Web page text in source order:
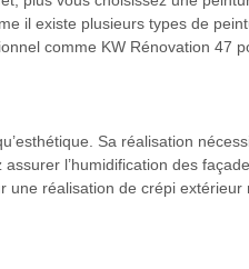
il existe plusieurs types de
comme KW Rénovation 47
Sa réalisation
l’humidification des
réalisation de crépi extérieur